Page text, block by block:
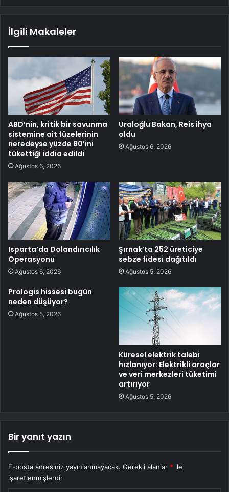
İlgili Makaleler
ABD’nin, kritik bir savunma
sistemine ait füzelerinin
neredeyse yüzde 80’ini
tükettiği iddia edildi
Ağustos 6, 2026
Uraloğlu Bakan, Reis ihya
oldu
Ağustos 6, 2026
Isparta’da Dolandırıcılık
Operasyonu
Ağustos 6, 2026
Şırnak’ta 252 üreticiye
sebze fidesi dağıtıldı
Ağustos 5, 2026
Prologis hissesi bugün
neden düşüyor?
Ağustos 5, 2026
Küresel elektrik talebi
hızlanıyor: Elektrikli araçlar
ve veri merkezleri tüketimi
artırıyor
Ağustos 5, 2026
Bir yanıt yazın
E-posta adresiniz yayınlanmayacak. Gerekli alanlar * ile
işaretlenmişlerdir